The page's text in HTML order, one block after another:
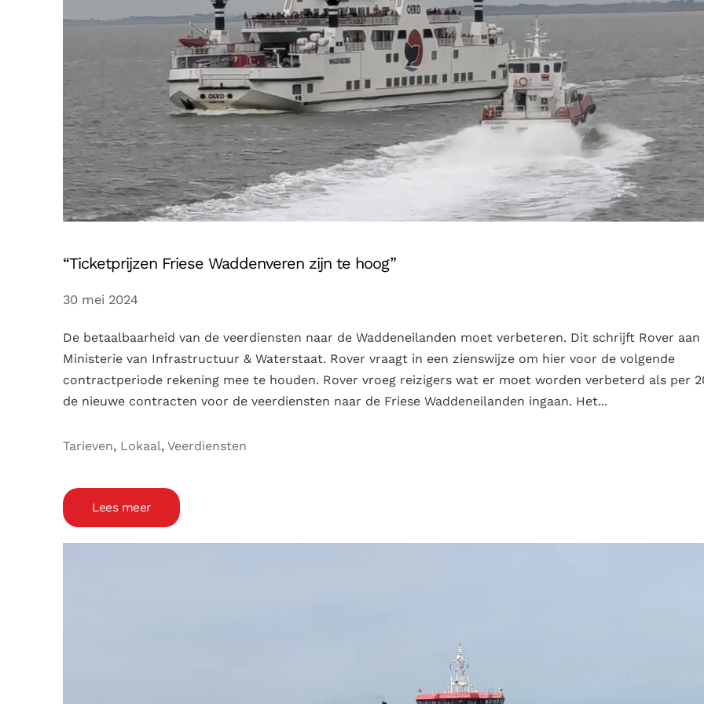
“Ticketprijzen Friese Waddenveren zijn te hoog”
30 mei 2024
De betaalbaarheid van de veerdiensten naar de Waddeneilanden moet verbeteren. Dit schrijft Rover
Ministerie van Infrastructuur & Waterstaat. Rover vraagt in een zienswijze om hier voor de volgende
contractperiode rekening mee te houden. Rover vroeg reizigers wat er moet worden verbeterd als per
de nieuwe contracten voor de veerdiensten naar de Friese Waddeneilanden ingaan. Het...
Tarieven, Lokaal, Veerdiensten
Lees meer